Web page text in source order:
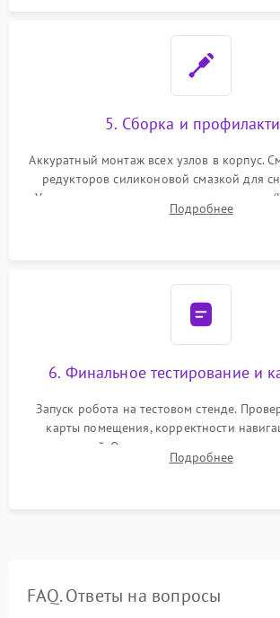
5. Сборка и
Аккуратный монтаж всех узлов в корпус.
редукторов силиконовой смазкой для
Установка новых расходных материалов
микрофибры, щеток). Надежная
Подробнее
6. Финальное тестирование и
Запуск робота на тестовом стенде.
карты помещения, корректности
препятствий. Оценка силы всасывания и
Тестирование автоматического возврата
Подробнее
FAQ. Ответы на вопросы